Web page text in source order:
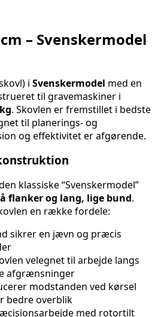
– Svenskermodel
i Svenskermodel med en
til gravemaskiner i
. Skovlen er fremstillet i bedste
til planerings- og
og effektivitet er afgørende.
klassiske “Svenskermodel”
flanker og lang, lige bund.
en række fordele:
sikrer en jævn og præcis
velegnet til arbejde langs
afgrænsninger
modstanden ved kørsel
bedre overblik
med rotortilt